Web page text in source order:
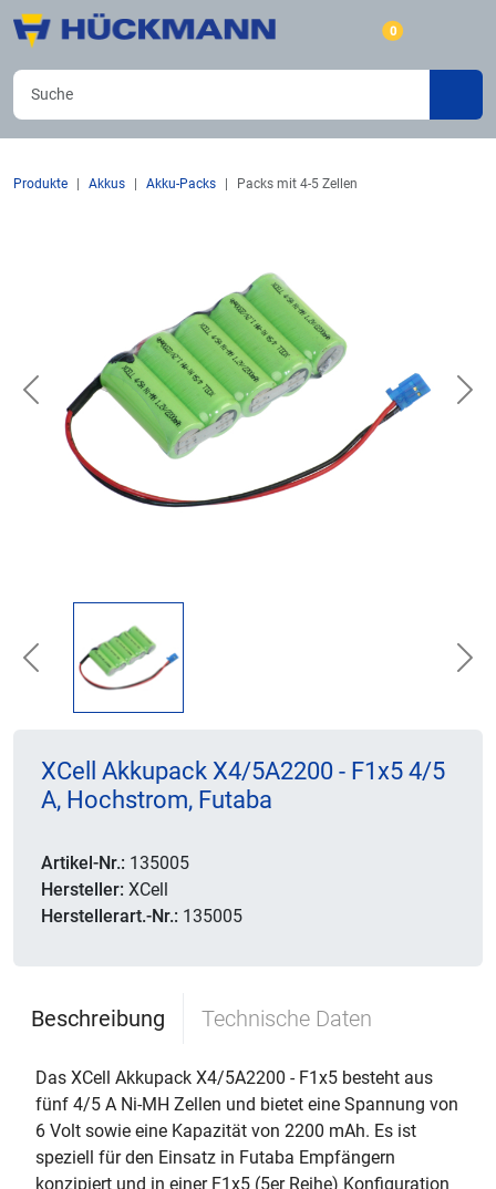
0
Produkte Akkus Akku-Packs Packs mit 4-5 Zellen
Previous
Previous
XCell Akkupack X4/5A2200 - F1x5 4/5
A, Hochstrom, Futaba
Artikel-Nr.: 135005
Hersteller: XCell
Herstellerart.-Nr.: 135005
Beschreibung Technische Daten
Das XCell Akkupack X4/5A2200 - F1x5 besteht aus
fünf 4/5 A Ni-MH Zellen und bietet eine Spannung von
6 Volt sowie eine Kapazität von 2200 mAh. Es ist
speziell für den Einsatz in Futaba Empfängern
konzipiert und in einer F1x5 (5er Reihe) Konfiguration